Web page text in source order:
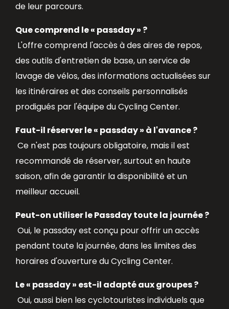
de leur parcours.
Que comprend le « passday » ?
L'offre comprend l'accès à des aires de repos,
des outils d'entretien de base, un service de
lavage de vélos, des informations actualisées sur
les itinéraires et des conseils personnalisés
prodigués par l'équipe du Cycling Center.
Faut-il réserver le « passday » à l'avance ?
Ce n'est pas toujours obligatoire, mais il est
recommandé de réserver, surtout en haute
saison, afin de garantir la disponibilité et un
meilleur accueil.
Peut-on utiliser le Passday toute la journée ?
Oui, le passday est conçu pour offrir un accès
pendant toute la journée, dans les limites des
horaires d'ouverture du Cycling Center.
Le « passday » est-il adapté aux groupes ?
Oui, aussi bien les cyclotouristes individuels que